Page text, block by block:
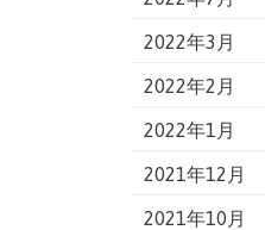
2022年3月
2022年2月
2022年1月
2021年12月
2021年10月